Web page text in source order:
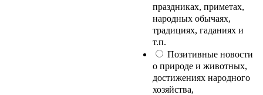
праздниках, приметах,
народных обычаях,
традициях, гаданиях и
т.п.
Позитивные новости
о природе и животных,
достижениях народного
хозяйства,